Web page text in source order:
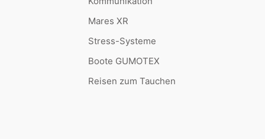
Mares XR
Stress-Systeme
Boote GUMOTEX
Reisen zum Tauchen